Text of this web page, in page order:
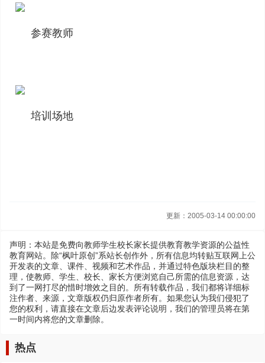
参赛教师
培训场地
更新：2005-03-14 00:00:00
声明：本站是免费向教师学生校长家长提供教育教学资源的公益性
教育网站。除“枫叶原创”系站长创作外，所有信息均转贴互联网上公
开发表的文章、课件、视频和艺术作品，并通过特色版块栏目的整
理，使教师、学生、校长、家长方便浏览自己所需的信息资源，达
到了一网打尽的惜时增效之目的。所有转载作品，我们都将详细标
注作者、来源，文章版权仍归原作者所有。如果您认为我们侵犯了
您的权利，请直接在文章后边发表评论说明，我们的管理员将在第
一时间内将您的文章删除。
热点